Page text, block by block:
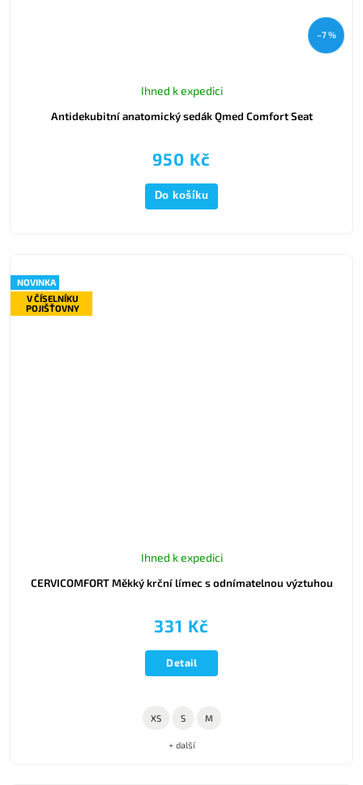
–7 %
Antidekubitní anatomický sedák Qmed Comfort Seat
Ihned k expedici
950 Kč
Do košíku
NOVINKA
V ČÍSELNÍKU
POJIŠŤOVNY
CERVICOMFORT Měkký krční límec s odnímatelnou výztuhou
Ihned k expedici
331 Kč
Detail
XS S M
+ další